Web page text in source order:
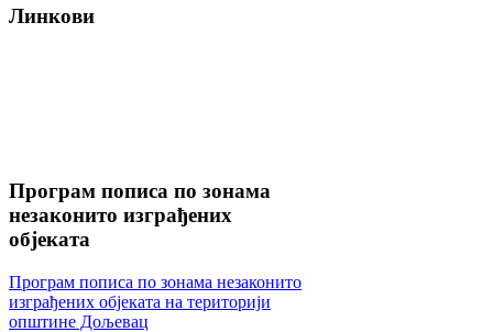
Линкови
Програм пописа по зонама
незаконито изграђених
објеката
Програм пописа по зонама незаконито
изграђених објеката на територији
општине Дољевац